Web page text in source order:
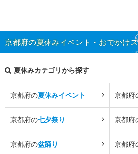
京都府の夏休みイベント・おでかけ
夏休みカテゴリから探す
京都府の夏休みイベント 京都府
京都府の七夕祭り 京都府
京都府の盆踊り 京都府